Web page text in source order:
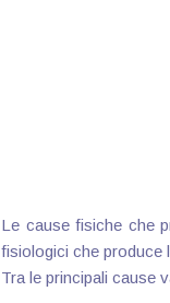
Le cause fisiche che
fisiologici che produce
Tra le principali cause